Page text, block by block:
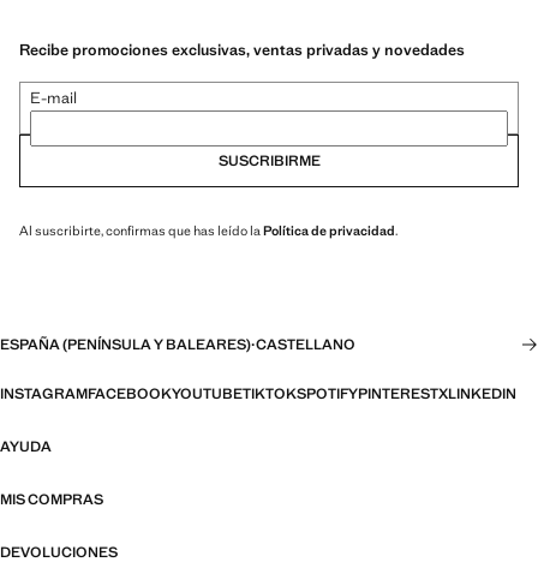
Recibe promociones exclusivas, ventas privadas y novedades
E-mail
SUSCRIBIRME
Al suscribirte, confirmas que has leído la Política de privacidad.
ESPAÑA (PENÍNSULA Y BALEARES)·CASTELLANO
INSTAGRAMFACEBOOKYOUTUBETIKTOKSPOTIFYPINTERESTXLINKEDIN
AYUDA
MIS COMPRAS
DEVOLUCIONES